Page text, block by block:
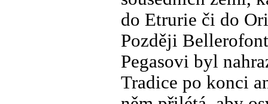
do Etrurie či do
Později
Pegasovi byl
Tradice po konci